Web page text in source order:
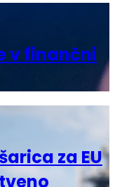
v finančni
za EU